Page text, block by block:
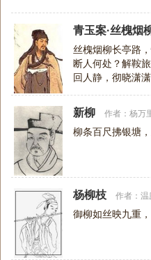
青玉案·丝槐烟
丝槐烟柳长亭路
断人何处？解鞍
回人静，彻晓潇潇
新柳 作者： 杨万
柳条百尺拂银塘
杨柳枝 作者： 温
御柳如丝映九重